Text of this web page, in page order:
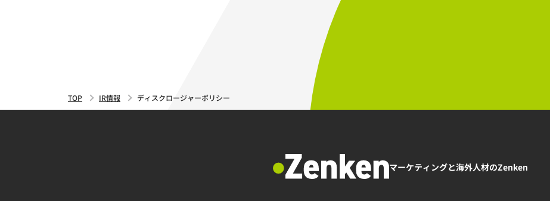
TOP IR情報 ディスクロージャーポリシー
マーケティングと海外人材のZenken